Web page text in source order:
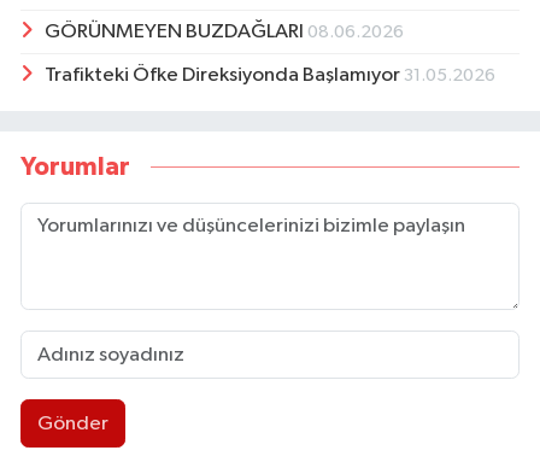
GÖRÜNMEYEN BUZDAĞLARI 08.06.2026
Trafikteki Öfke Direksiyonda Başlamıyor 31.05.2026
Yorumlar
Gönder